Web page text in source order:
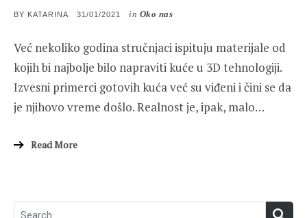
BY KATARINA
POSTED
31/01/2021 in Oko nas
Već nekoliko godina stručnjaci ispituju materijale od
kojih bi najbolje bilo napraviti kuće u 3D tehnologiji.
Izvesni primerci gotovih kuća već su viđeni i čini se da
je njihovo vreme došlo. Realnost je, ipak, malo…
Read More
Search